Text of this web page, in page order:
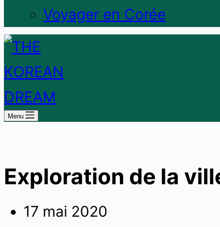
Voyager en Corée
Menu
Exploration de la
17 mai 2020